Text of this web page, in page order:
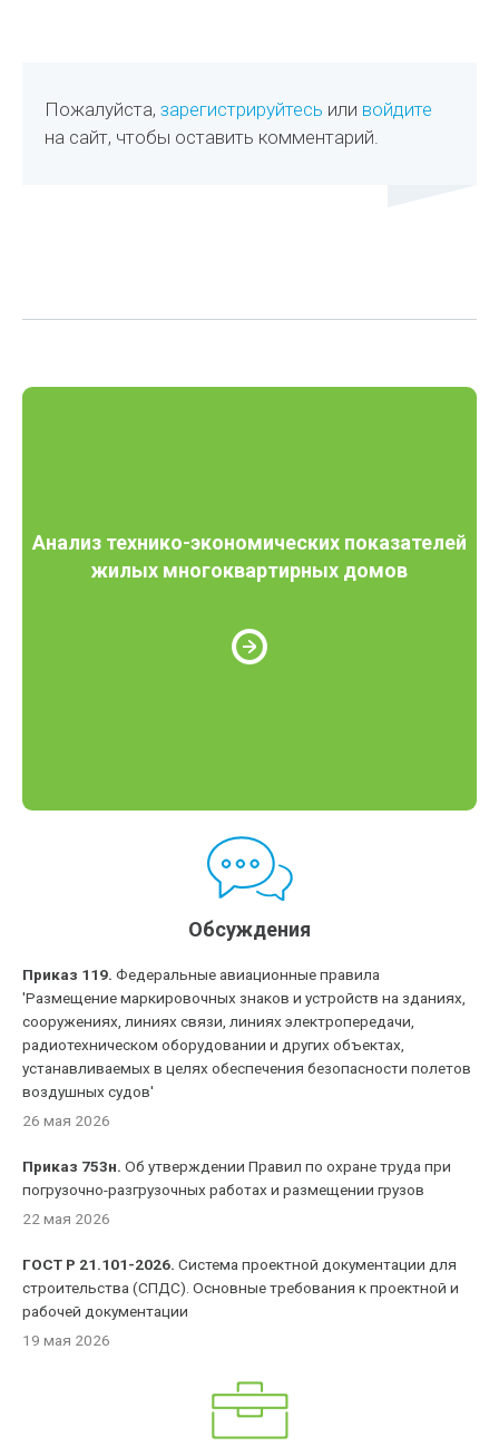
Пожалуйста,зарегистрируйтесь или войдите
на сайт, чтобы оставить комментарий.
Анализ технико-экономических показателей
жилых многоквартирных домов
Обсуждения
Приказ 119. Федеральные авиационные правила
'Размещение маркировочных знаков и устройств на зданиях,
сооружениях, линиях связи, линиях электропередачи,
радиотехническом оборудовании и других объектах,
устанавливаемых в целях обеспечения безопасности полетов
воздушных судов'
26 мая 2026
Приказ 753н. Об утверждении Правил по охране труда при
погрузочно-разгрузочных работах и размещении грузов
22 мая 2026
ГОСТ Р 21.101-2026. Система проектной документации для
строительства (СПДС). Основные требования к проектной и
рабочей документации
19 мая 2026